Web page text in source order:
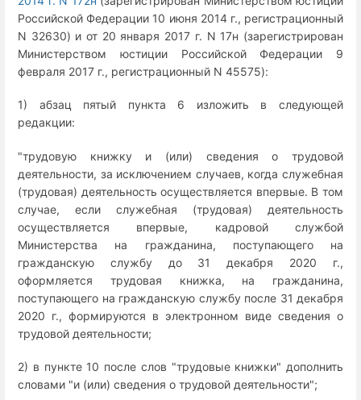
Российской Федерации 10 июня 2014 г., регистрационный
N 32630) и от 20 января 2017 г. N 17н (зарегистрирован
Министерством юстиции Российской Федерации 9
февраля 2017 г., регистрационный N 45575):
1) абзац пятый пункта 6 изложить в следующей
редакции:
"трудовую книжку и (или) сведения о трудовой
деятельности, за исключением случаев, когда служебная
(трудовая) деятельность осуществляется впервые. В том
случае, если служебная (трудовая) деятельность
осуществляется впервые, кадровой службой
Министерства на гражданина, поступающего на
гражданскую службу до 31 декабря 2020 г.,
оформляется трудовая книжка, на гражданина,
поступающего на гражданскую службу после 31 декабря
2020 г., формируются в электронном виде сведения о
трудовой деятельности;
2) в пункте 10 после слов "трудовые книжки" дополнить
словами "и (или) сведения о трудовой деятельности";